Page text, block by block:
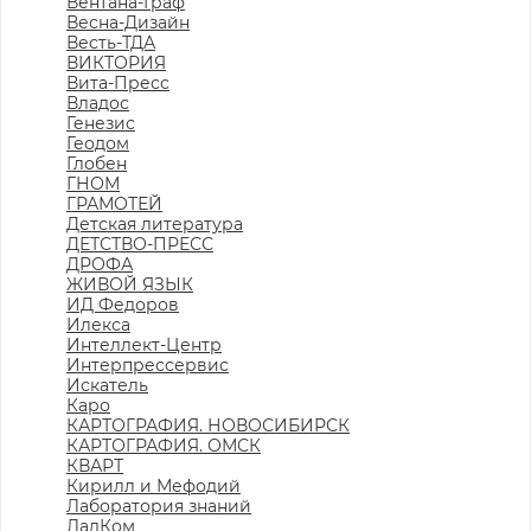
Весна-Дизайн
Весть-ТДА
ВИКТОРИЯ
Вита-Пресс
Владос
Генезис
Геодом
Глобен
ГНОМ
ГРАМОТЕЙ
Детская литература
ДЕТСТВО-ПРЕСС
ДРОФА
ЖИВОЙ ЯЗЫК
ИД Федоров
Илекса
Интеллект-Центр
Интерпрессервис
Искатель
Каро
КАРТОГРАФИЯ. НОВОСИБИРСК
КАРТОГРАФИЯ. ОМСК
КВАРТ
Кирилл и Мефодий
Лаборатория знаний
ЛадКом